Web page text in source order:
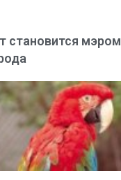
становится мэром